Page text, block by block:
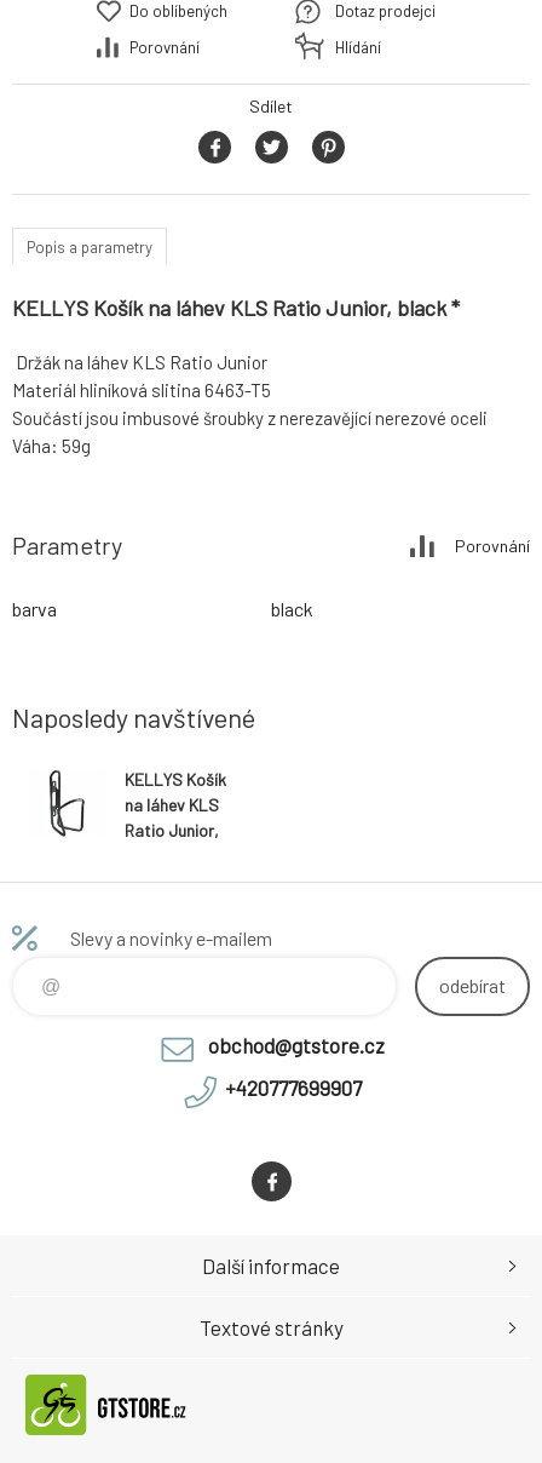
Do oblíbených
Porovnání
Dotaz prodejci
Hlídání
Sdílet
Popis a parametry
KELLYS Košík na láhev KLS Ratio Junior, black *
Držák na láhev KLS Ratio Junior
Materiál hliníková slitina 6463-T5
Součástí jsou imbusové šroubky z nerezavějící nerezové oceli
Váha: 59g
Parametry Porovnání
barva black
Naposledy navštívené
KELLYS Košík
na láhev KLS
Ratio Junior,
Slevy a novinky e-mailem
odebírat
obchod@gtstore.cz
+420777699907
Další informace
Textové stránky